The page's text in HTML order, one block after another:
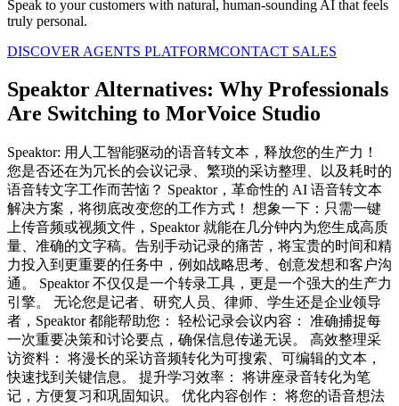
Speak to your customers with natural, human-sounding AI that feels
truly personal.
DISCOVER AGENTS PLATFORMCONTACT SALES
Speaktor Alternatives: Why Professionals
Are Switching to MorVoice Studio
Speaktor: 用人工智能驱动的语音转文本，释放您的生产力！
您是否还在为冗长的会议记录、繁琐的采访整理、以及耗时的
语音转文字工作而苦恼？ Speaktor，革命性的 AI 语音转文本
解决方案，将彻底改变您的工作方式！ 想象一下：只需一键
上传音频或视频文件，Speaktor 就能在几分钟内为您生成高质
量、准确的文字稿。告别手动记录的痛苦，将宝贵的时间和精
力投入到更重要的任务中，例如战略思考、创意发想和客户沟
通。 Speaktor 不仅仅是一个转录工具，更是一个强大的生产力
引擎。 无论您是记者、研究人员、律师、学生还是企业领导
者，Speaktor 都能帮助您： 轻松记录会议内容： 准确捕捉每
一次重要决策和讨论要点，确保信息传递无误。 高效整理采
访资料： 将漫长的采访音频转化为可搜索、可编辑的文本，
快速找到关键信息。 提升学习效率： 将讲座录音转化为笔
记，方便复习和巩固知识。 优化内容创作： 将您的语音想法